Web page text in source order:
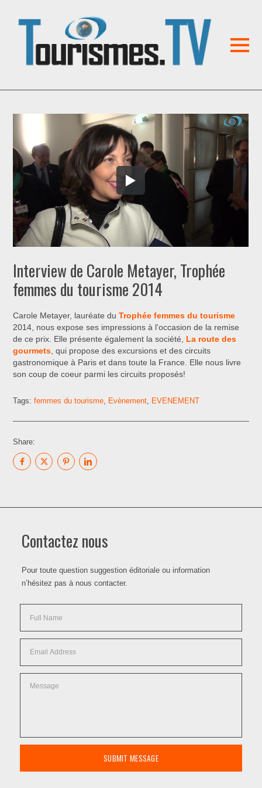
Interview de Carole Metayer, Trophée
femmes du tourisme 2014
Carole Metayer, lauréate duTrophée femmes du tourisme
2014, nous expose ses impressions à l'occasion de la remise
de ce prix. Elle présente également la société, La route des
gourmets , qui propose des excursions et des circuits
gastronomique à Paris et dans toute la France. Elle nous livre
son coup de coeur parmi les circuits proposés!
Tags:femmes du tourisme Evènement EVENEMENT
Share:
Contactez nous
Pour toute question suggestion éditoriale ou information
n’hésitez pas à nous contacter.
SUBMIT MESSAGE